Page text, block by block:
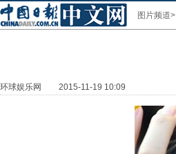
图片频道>
环球娱乐网 2015-11-19 10:09